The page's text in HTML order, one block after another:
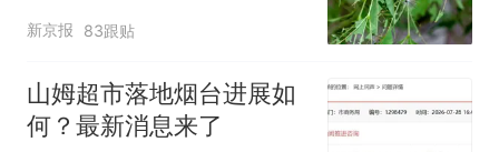
小蜂迎战
新京报 83跟贴
山姆超市落地烟台进展如
何？最新消息来了